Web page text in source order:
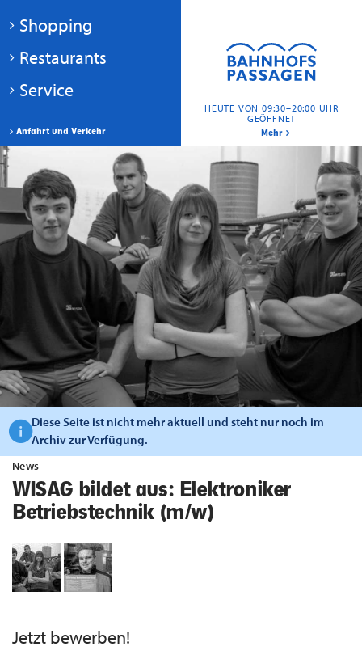
HEUTE VON 09:30–20:00 UHR
GEÖFFNET
Mehr
Anfahrt und Verkehr
Shopping
Restaurants
Service
Diese Seite ist nicht mehr aktuell und steht nur noch im
Archiv zur Verfügung.
News
WISAG bildet aus: Elektroniker
Betriebstechnik (m/w)
Jetzt bewerben!